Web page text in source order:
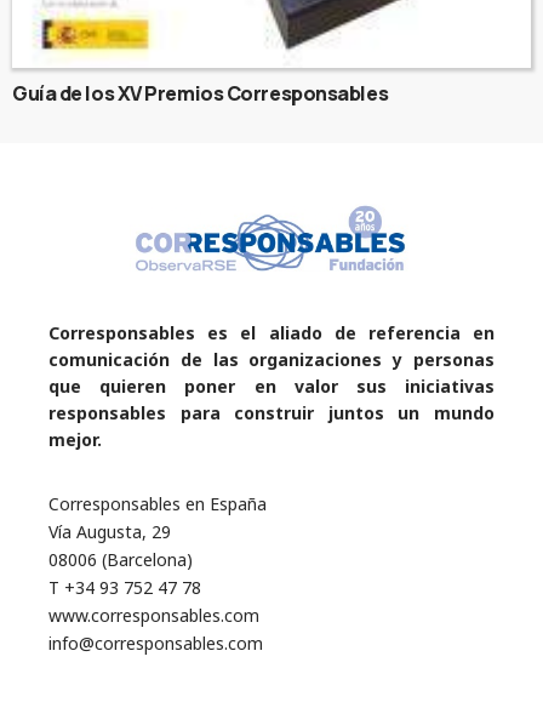
Guía de los XV Premios Corresponsables
Corresponsables es el aliado de referencia en
comunicación de las organizaciones y personas
que quieren poner en valor sus iniciativas
responsables para construir juntos un mundo
mejor.
Corresponsables en España
Vía Augusta, 29
08006 (Barcelona)
T +34 93 752 47 78
www.corresponsables.com
info@corresponsables.com